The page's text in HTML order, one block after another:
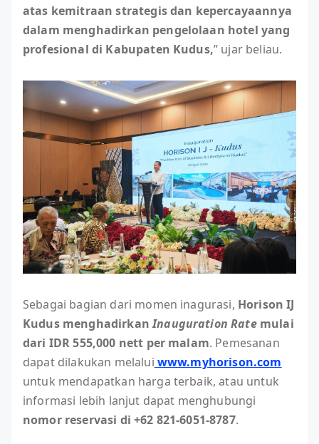
atas kemitraan strategis dan kepercayaannya
dalam menghadirkan pengelolaan hotel yang
profesional di Kabupaten Kudus,” ujar beliau.
Sebagai bagian dari momen inagurasi, Horison IJ
Kudus menghadirkanInauguration Ratemulai
dari IDR 555,000 nett per malam. Pemesanan
dapat dilakukan melalui www.myhorison.com
untuk mendapatkan harga terbaik, atau untuk
informasi lebih lanjut dapat menghubungi
nomor reservasi di +62 821-6051-8787.